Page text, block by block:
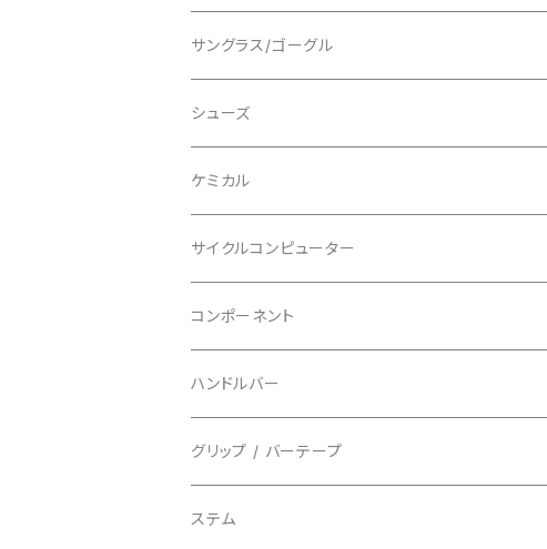
AVID/アヴィド
BAR MITTS/バーミッツ
BAZOOKA/バズーカ
BBB/ビービービー
BELL/ベル
BIKEHAND/バイクハンド
BIO RACER/ビオレーサー
BIKEYOKE/バイクヨーク
ショートスリーブ
ショーツ
ビブタイプ
パンツ / タイツ
上下セット
グローブ
指切り
フルフィンガー
ソックス
シューズカバー
キャップ
その他
ニー/膝
その他
ロード
マウンテンバイク
フルフェイス
キッズ
サングラス/ゴーグル
アクセサリー
シューズ
ロード
グラベル
マウンテンバイク
フラットペダル用
ビンディングペダル用
インソール
ケミカル
サイクルコンピューター
ヘッドユニット
センサー
アクセサリー
コンポーネント
カセットスプロケット
シフターマウント
ステムスペーサー
ハンドルバー
ドロップハンドル
フラット/ライザーバー
グリップ / バーテープ
グリップ
ステム